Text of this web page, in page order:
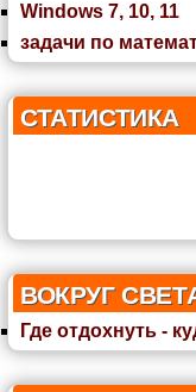
Windows 7, 10, 11
задачи по
СТАТИСТИКА
ВОКРУГ
Где отдохнуть -